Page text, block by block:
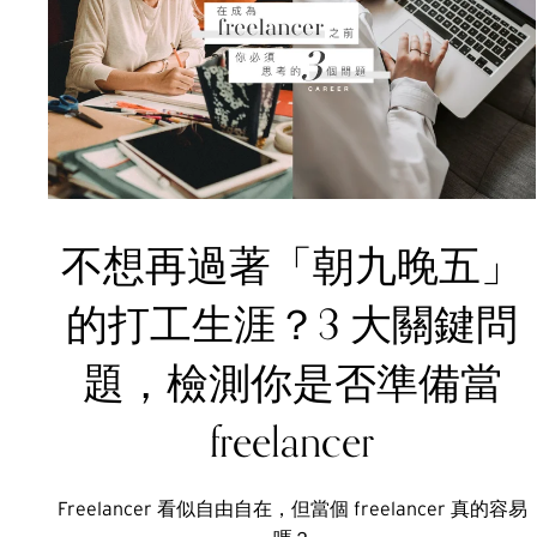
不想再過著「朝九晚五」
的打工生涯？3 大關鍵問
題，檢測你是否準備當
freelancer
Freelancer 看似自由自在，但當個 freelancer 真的容易